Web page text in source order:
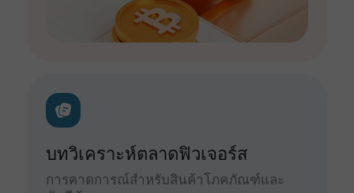
บทวิเคราะห์ตลาดฟิวเจอร์ส
การคาดการณ์สำหรับสินค้าโภคภัณฑ์และ